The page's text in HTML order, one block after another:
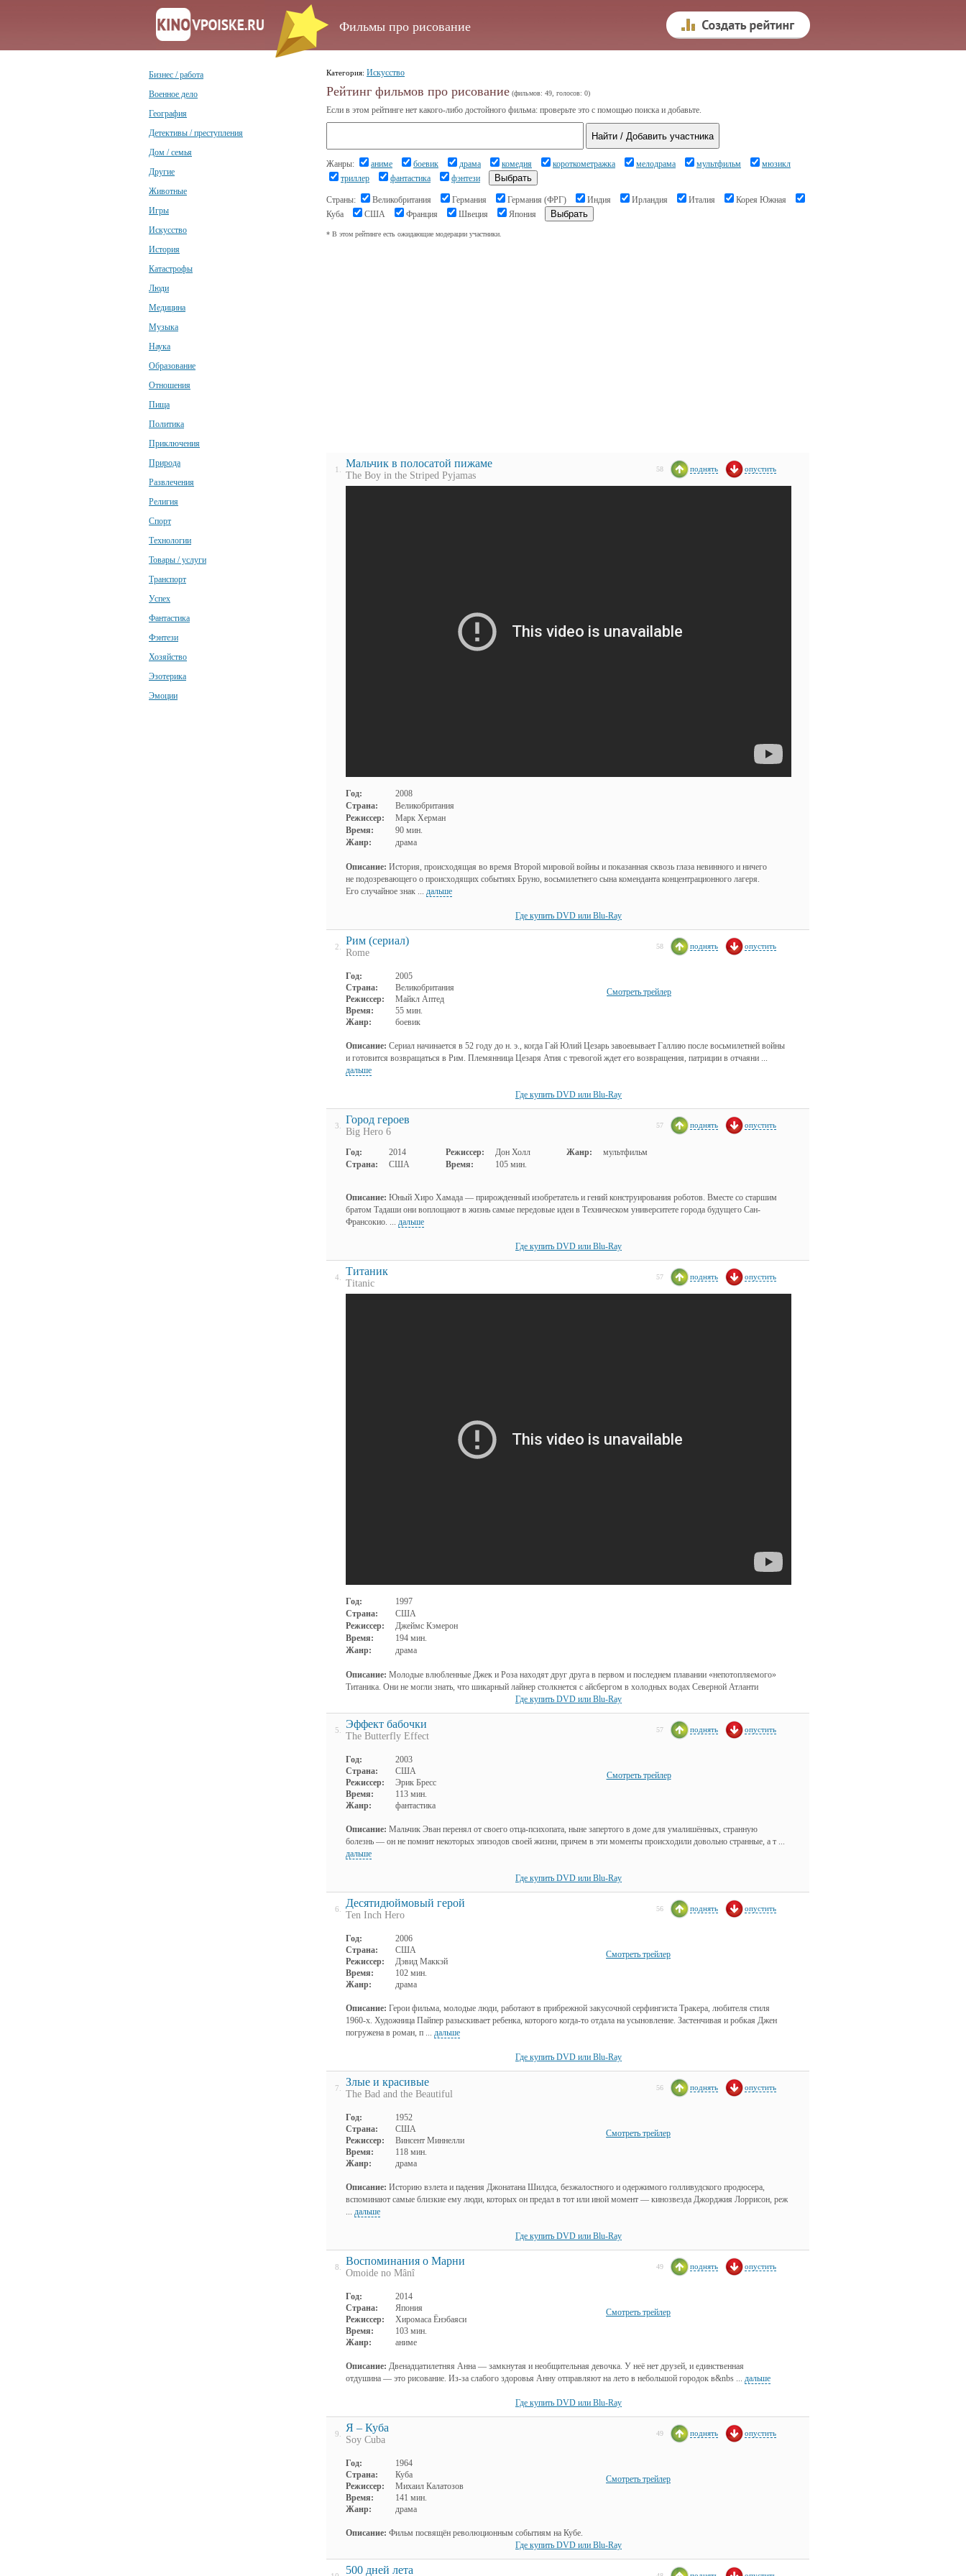
Фильмы про рисование
Бизнес / работа
Военное дело
География
Детективы / преступления
Дом / семья
Другие
Животные
Игры
Искусство
История
Катастрофы
Люди
Медицина
Музыка
Наука
Образование
Отношения
Пища
Политика
Приключения
Природа
Развлечения
Религия
Спорт
Технологии
Товары / услуги
Транспорт
Успех
Фантастика
Фэнтези
Хозяйство
Эзотерика
Эмоции
Категория: Искусство
Рейтинг фильмов про рисование (фильмов: 49, голосов: 0)
Если в этом рейтинге нет какого-либо достойного фильма: проверьте это с помощью поиска и добавьте.
Жанры: аниме боевик драма комедия короткометражка мелодрама мультфильм
мюзикл
триллер
фантастика фэнтези
Страны: Великобритания Германия Германия (ФРГ) Индия Ирландия Италия
Корея Южная
Куба
США Франция Швеция Япония
* В этом рейтинге есть ожидающие модерации участники.
1. Мальчик в полосатой пижаме
The Boy in the Striped Pyjamas
58 поднять опустить
Год:
2008
Страна:
Великобритания
Режиссер:
Марк Херман
Время:
90 мин.
Жанр:
драма
Описание: История, происходящая во время Второй мировой войны и показанная сквозь глаза невинного и ничего
не подозревающего о происходящих событиях Бруно, восьмилетнего сына коменданта концентрационного лагеря.
Его случайное знак ... дальше
Где купить DVD или Blu-Ray
2. Рим (сериал)
Rome
58 поднять опустить
Год:
2005
Страна:
Великобритания
Режиссер:
Майкл Аптед
Время:
55 мин.
Жанр:
боевик
Смотреть трейлер
Описание: Сериал начинается в 52 году до н. э., когда Гай Юлий Цезарь завоевывает Галлию после восьмилетней войны
и готовится возвращаться в Рим. Племянница Цезаря Атия с тревогой ждет его возвращения, патриции в отчаяни ...
дальше
Где купить DVD или Blu-Ray
3. Город героев
Big Hero 6
57 поднять опустить
Год:
2014
Страна:
США
Режиссер:
Дон Холл
Время:
105 мин.
Жанр: мультфильм
Описание: Юный Хиро Хамада — прирожденный изобретатель и гений конструирования роботов. Вместе со старшим
братом Тадаши они воплощают в жизнь самые передовые идеи в Техническом университете города будущего Сан-
Франсокио. ... дальше
Где купить DVD или Blu-Ray
4. Титаник
Titanic
57 поднять опустить
Год:
1997
Страна:
США
Режиссер:
Джеймс Кэмерон
Время:
194 мин.
Жанр:
драма
Описание: Молодые влюбленные Джек и Роза находят друг друга в первом и последнем плавании «непотопляемого»
Титаника. Они не могли знать, что шикарный лайнер столкнется с айсбергом в холодных водах Северной Атланти
Где купить DVD или Blu-Ray
5. Эффект бабочки
The Butterfly Effect
57 поднять опустить
Год:
2003
Страна:
США
Режиссер:
Эрик Бресс
Время:
113 мин.
Жанр:
фантастика
Смотреть трейлер
Описание: Мальчик Эван перенял от своего отца-психопата, ныне запертого в доме для умалишённых, странную
болезнь — он не помнит некоторых эпизодов своей жизни, причем в эти моменты происходили довольно странные, а т ...
дальше
Где купить DVD или Blu-Ray
6. Десятидюймовый герой
Ten Inch Hero
56 поднять опустить
Год:
2006
Страна:
США
Режиссер:
Дэвид Маккэй
Время:
102 мин.
Жанр:
драма
Смотреть трейлер
Описание: Герои фильма, молодые люди, работают в прибрежной закусочной серфингиста Тракера, любителя стиля
1960-х. Художница Пайпер разыскивает ребенка, которого когда-то отдала на усыновление. Застенчивая и робкая Джен
погружена в роман, п ... дальше
Где купить DVD или Blu-Ray
7. Злые и красивые
The Bad and the Beautiful
56 поднять опустить
Год:
1952
Страна:
США
Режиссер:
Винсент Миннелли
Время:
118 мин.
Жанр:
драма
Смотреть трейлер
Описание: Историю взлета и падения Джонатана Шилдса, безжалостного и одержимого голливудского продюсера,
вспоминают самые близкие ему люди, которых он предал в тот или иной момент — кинозвезда Джорджия Лоррисон, реж
... дальше
Где купить DVD или Blu-Ray
8. Воспоминания о Марни
Omoide no Mânî
49 поднять опустить
Год:
2014
Страна:
Япония
Режиссер:
Хиромаса Ёнэбаяси
Время:
103 мин.
Жанр:
аниме
Смотреть трейлер
Описание: Двенадцатилетняя Анна — замкнутая и необщительная девочка. У неё нет друзей, и единственная
отдушина — это рисование. Из-за слабого здоровья Анну отправляют на лето в небольшой городок в&nbs ... дальше
Где купить DVD или Blu-Ray
9. Я – Куба
Soy Cuba
49 поднять опустить
Год:
1964
Страна:
Куба
Режиссер:
Михаил Калатозов
Время:
141 мин.
Жанр:
драма
Смотреть трейлер
Описание: Фильм посвящён революционным событиям на Кубе.
Где купить DVD или Blu-Ray
500 дней лета